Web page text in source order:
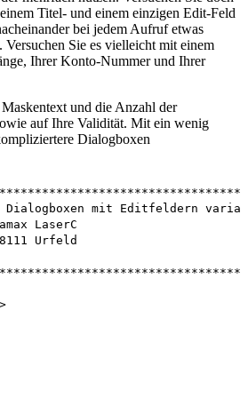
Titel- und einem einzigen Edit-Feld
bei jedem Aufruf etwas
Versuchen Sie es vielleicht mit einem
Ihrer Konto-Nummer und Ihrer
und die Anzahl der
auf Ihre Validität. Mit ein wenig
Dialogboxen
mit Editfeldern
LaserC
8111 Urfeld